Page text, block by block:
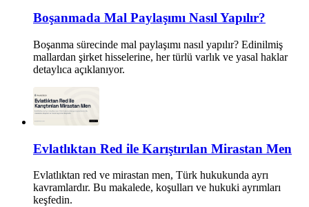
Boşanmada Mal Paylaşımı Nasıl Yapılır?
Boşanma sürecinde mal paylaşımı nasıl yapılır? Edinilmiş
mallardan şirket hisselerine, her türlü varlık ve yasal haklar
detaylıca açıklanıyor.
Evlatlıktan Red ile Karıştırılan Mirastan Men
Evlatlıktan red ve mirastan men, Türk hukukunda ayrı
kavramlardır. Bu makalede, koşulları ve hukuki ayrımları
keşfedin.